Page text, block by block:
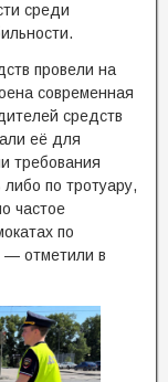
среди
провели на
современная
средств
её для
требования
по тротуару,
частое
по
— отметили в